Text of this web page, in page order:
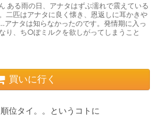
ある雨の日、アナタはずぶ濡れで震えている
二匹はアナタに良く懐き、恩返しに耳かきや
ナタは知らなかったのです。発情期に入っ
り、ち○ぽミルクを欲しがってしまうこと
買いに行く
位タイ。。というコトに